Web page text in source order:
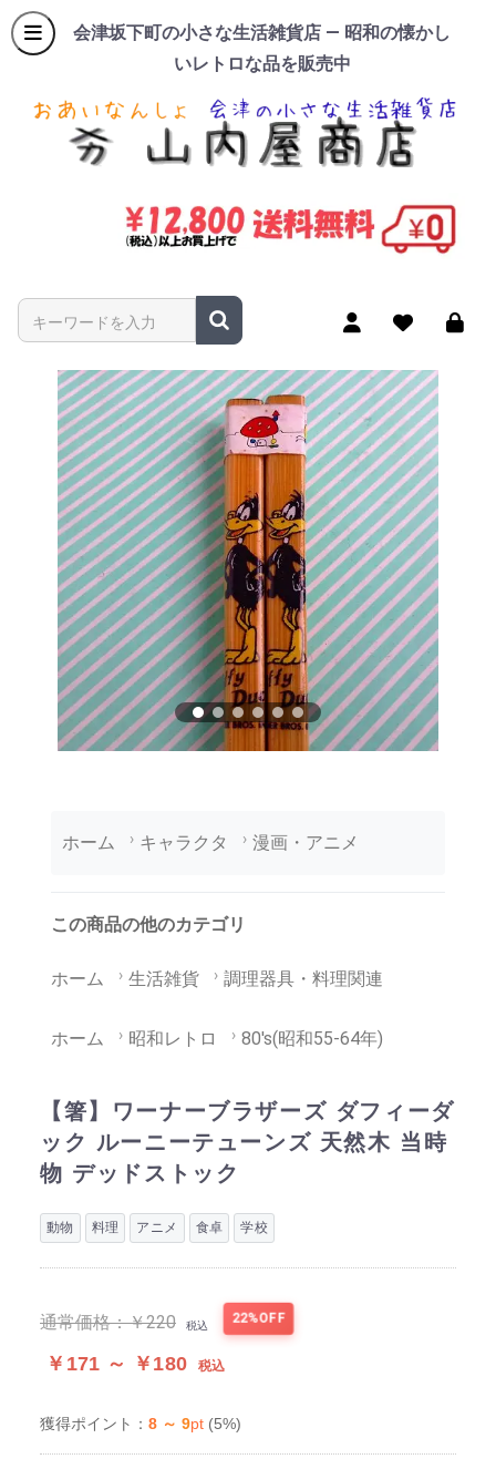
会津坂下町の小さな生活雑貨店 — 昭和の懐かし
いレトロな品を販売中
商品名やキーワードを入力
ホーム キャラクタ 漫画・アニメ
この商品の他のカテゴリ
ホーム 生活雑貨 調理器具・料理関連
ホーム 昭和レトロ 80's(昭和55-64年)
【箸】ワーナーブラザーズ ダフィーダ
ック ルーニーテューンズ 天然木 当時
物 デッドストック
動物 料理 アニメ 食卓 学校
通常価格：￥220 税込 22%OFF
￥171 ～ ￥180 税込
獲得ポイント： 8 ～ 9pt (5%)